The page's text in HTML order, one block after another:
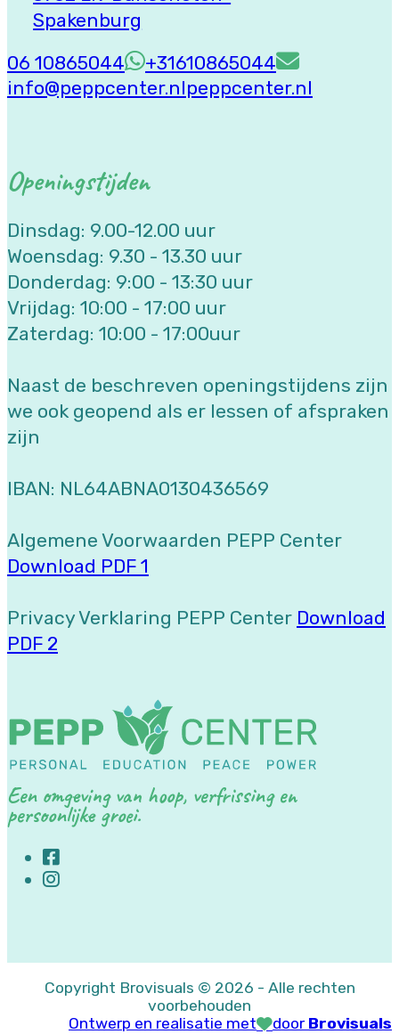
Een omgeving van hoop, verfrissing en
persoonlijke groei.
Spakenburg
06 10865044
+31610865044
info@peppcenter.nlpeppcenter.nl
Openingstijden
Dinsdag: 9.00-12.00 uur
Woensdag: 9.30 - 13.30 uur
Donderdag: 9:00 - 13:30 uur
Vrijdag: 10:00 - 17:00 uur
Zaterdag: 10:00 - 17:00uur
Naast de beschreven openingstijdens zijn
we ook geopend als er lessen of afspraken
zijn
IBAN: NL64ABNA0130436569
Algemene Voorwaarden PEPP Center
Download PDF 1
Privacy Verklaring PEPP Center Download
PDF 2
Copyright Brovisuals © 2026 - Alle rechten
voorbehouden
Ontwerp en realisatie met
door Brovisuals